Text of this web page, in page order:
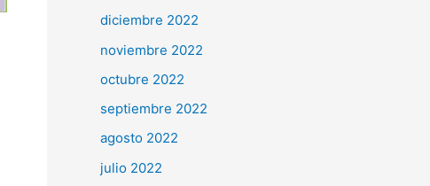
diciembre 2022
noviembre 2022
octubre 2022
septiembre 2022
agosto 2022
julio 2022